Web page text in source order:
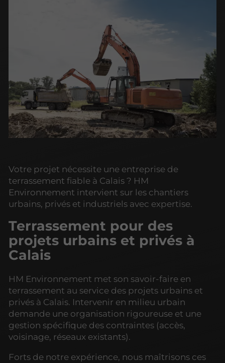
Votre projet nécessite une entreprise de
terrassement fiable à Calais ? HM
Environnement intervient sur les chantiers
urbains, privés et industriels avec expertise.
Terrassement pour des
projets urbains et privés à
Calais
HM Environnement met son savoir-faire en
terrassement au service des projets urbains et
privés à Calais. Intervenir en milieu urbain
demande une organisation rigoureuse et une
gestion spécifique des contraintes (accès,
voisinage, réseaux existants).
Forts de notre expérience, nous maîtrisons ces